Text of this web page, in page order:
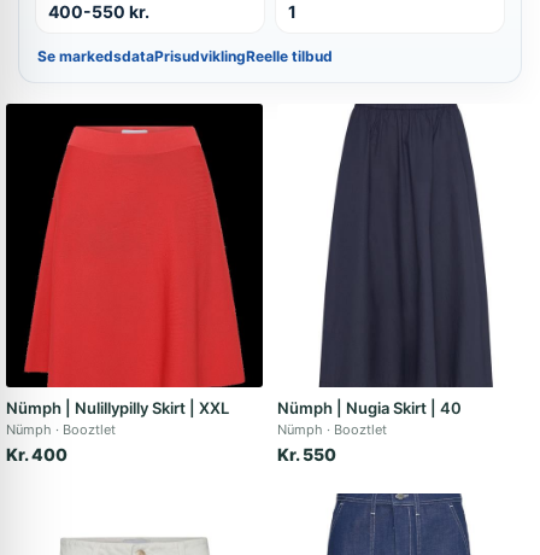
400-550 kr. 1
Se markedsdataPrisudviklingReelle tilbud
Nümph | Nulillypilly Skirt | XXL
Nümph Booztlet
Kr. 400
Nümph | Nugia Skirt | 40
Nümph Booztlet
Kr. 550